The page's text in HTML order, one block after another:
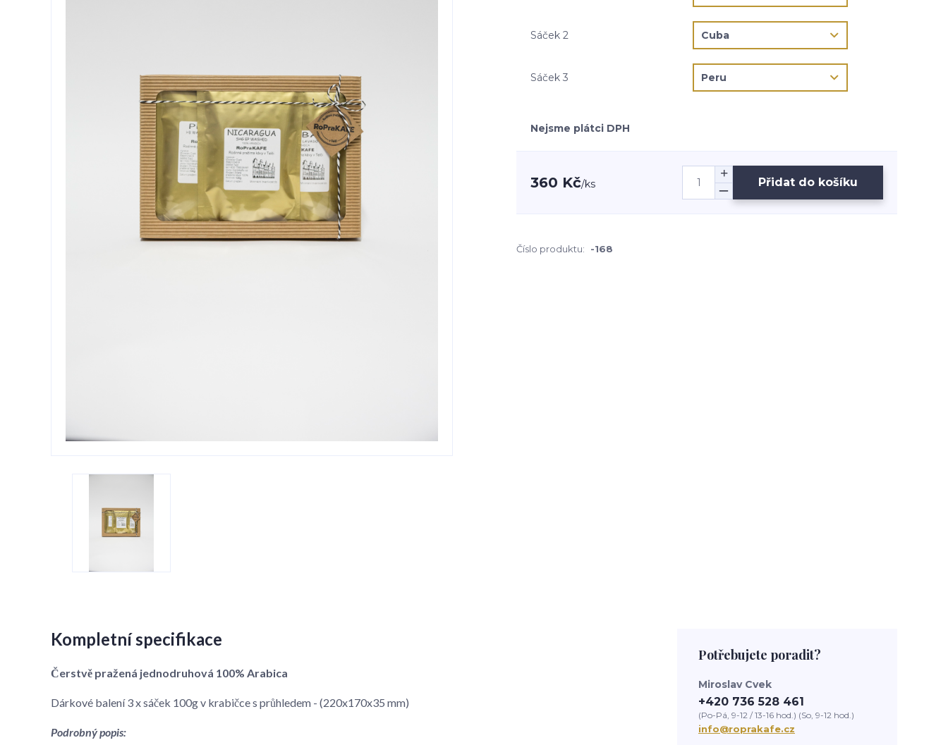
Sáček 2
Sáček 3
Nejsme plátci DPH
360 Kč/ks Přidat do košíku
Číslo produktu: -168
Kompletní specifikace
Čerstvě pražená jednodruhová 100% Arabica
Dárkové balení 3 x sáček 100g v krabičce s průhledem - (220x170x35 mm)
Podrobný popis:
Potřebujete poradit?
Miroslav Cvek
+420 736 528 461
(Po-Pá, 9-12 / 13-16 hod.) (So, 9-12 hod.)
info@roprakafe.cz